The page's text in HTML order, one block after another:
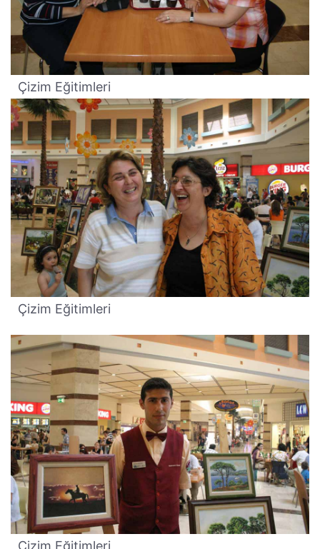
Çizim Eğitimleri
Çizim Eğitimleri
Çizim Eğitimleri